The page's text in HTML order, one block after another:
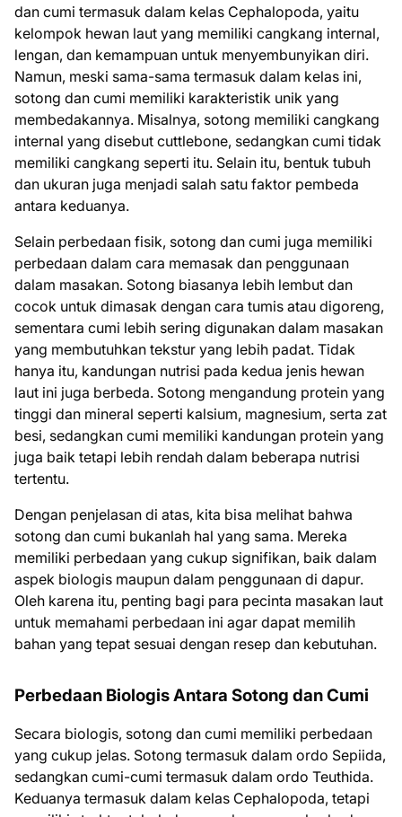
dan cumi termasuk dalam kelas Cephalopoda, yaitu
kelompok hewan laut yang memiliki cangkang internal,
lengan, dan kemampuan untuk menyembunyikan diri.
Namun, meski sama-sama termasuk dalam kelas ini,
sotong dan cumi memiliki karakteristik unik yang
membedakannya. Misalnya, sotong memiliki cangkang
internal yang disebut cuttlebone, sedangkan cumi tidak
memiliki cangkang seperti itu. Selain itu, bentuk tubuh
dan ukuran juga menjadi salah satu faktor pembeda
antara keduanya.
Selain perbedaan fisik, sotong dan cumi juga memiliki
perbedaan dalam cara memasak dan penggunaan
dalam masakan. Sotong biasanya lebih lembut dan
cocok untuk dimasak dengan cara tumis atau digoreng,
sementara cumi lebih sering digunakan dalam masakan
yang membutuhkan tekstur yang lebih padat. Tidak
hanya itu, kandungan nutrisi pada kedua jenis hewan
laut ini juga berbeda. Sotong mengandung protein yang
tinggi dan mineral seperti kalsium, magnesium, serta zat
besi, sedangkan cumi memiliki kandungan protein yang
juga baik tetapi lebih rendah dalam beberapa nutrisi
tertentu.
Dengan penjelasan di atas, kita bisa melihat bahwa
sotong dan cumi bukanlah hal yang sama. Mereka
memiliki perbedaan yang cukup signifikan, baik dalam
aspek biologis maupun dalam penggunaan di dapur.
Oleh karena itu, penting bagi para pecinta masakan laut
untuk memahami perbedaan ini agar dapat memilih
bahan yang tepat sesuai dengan resep dan kebutuhan.
Perbedaan Biologis Antara Sotong dan Cumi
Secara biologis, sotong dan cumi memiliki perbedaan
yang cukup jelas. Sotong termasuk dalam ordo Sepiida,
sedangkan cumi-cumi termasuk dalam ordo Teuthida.
Keduanya termasuk dalam kelas Cephalopoda, tetapi